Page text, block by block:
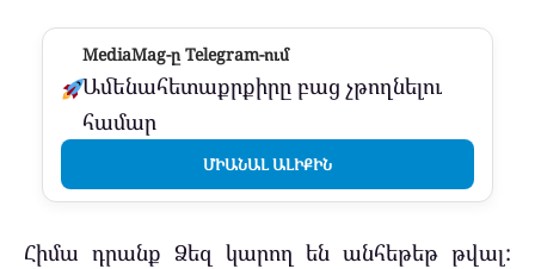
MediaMag-ը Telegram-ում
Ամենահետաքրքիրը բաց չթողնելու
համար
ՄԻԱՆԱԼ ԱԼԻՔԻՆ
Հիմա դրանք Ձեզ կարող են անհեթեթ թվալ: